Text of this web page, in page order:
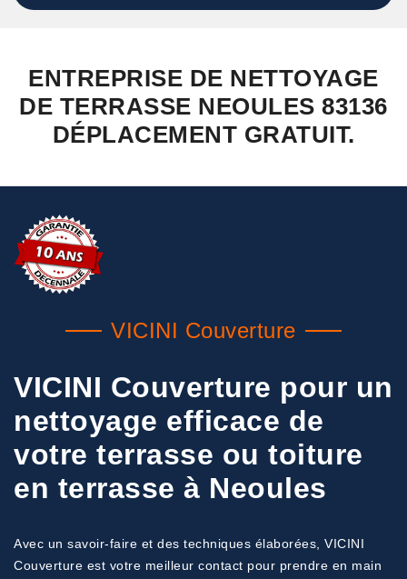
ENTREPRISE DE NETTOYAGE
DE TERRASSE NEOULES 83136
DÉPLACEMENT GRATUIT.
VICINI Couverture
VICINI Couverture pour un
nettoyage efficace de
votre terrasse ou toiture
en terrasse à Neoules
Avec un savoir-faire et des techniques élaborées, VICINI
Couverture est votre meilleur contact pour prendre en main